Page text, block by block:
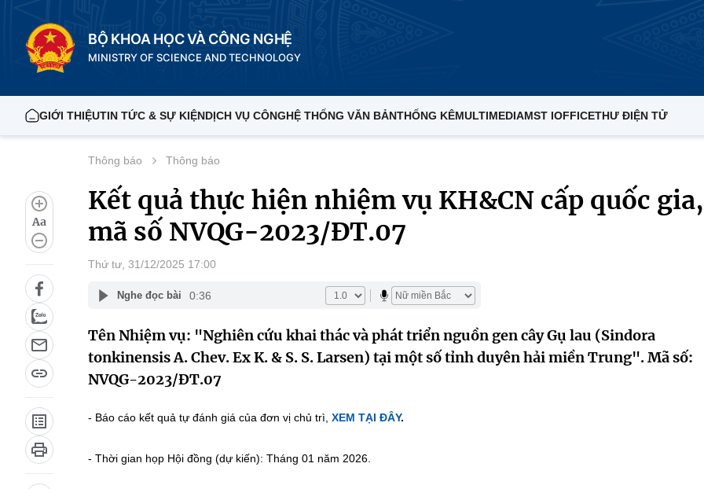
BỘ KHOA HỌC VÀ CÔNG NGHỆ
MINISTRY OF SCIENCE AND TECHNOLOGY
GIỚI THIỆUTIN TỨC & SỰ KIỆNDỊCH VỤ CÔNGHỆ THỐNG VĂN BẢNTHỐNG KÊMULTIMEDIAMST IOFFICETHƯ ĐIỆN TỬ
Aa
Thông báo Thông báo
Kết quả thực hiện nhiệm vụ KH&CN cấp quốc gia,
mã số NVQG-2023/ĐT.07
Thứ tư, 31/12/2025 17:00
Nghe đọc bài 0:36
Tên Nhiệm vụ: "Nghiên cứu khai thác và phát triển nguồn gen cây Gụ lau (Sindora
tonkinensis A. Chev. Ex K. & S. S. Larsen) tại một số tỉnh duyên hải miền Trung". Mã số:
NVQG-2023/ĐT.07
- Báo cáo kết quả tự đánh giá của đơn vị chủ trì, XEM TẠI ĐÂY.
- Thời gian họp Hội đồng (dự kiến): Tháng 01 năm 2026.